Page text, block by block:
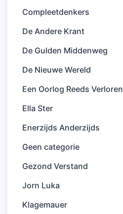
Compleetdenkers
De Andere Krant
De Gulden Middenweg
De Nieuwe Wereld
Een Oorlog Reeds Verloren
Ella Ster
Enerzijds Anderzijds
Geen categorie
Gezond Verstand
Jorn Luka
Klagemauer